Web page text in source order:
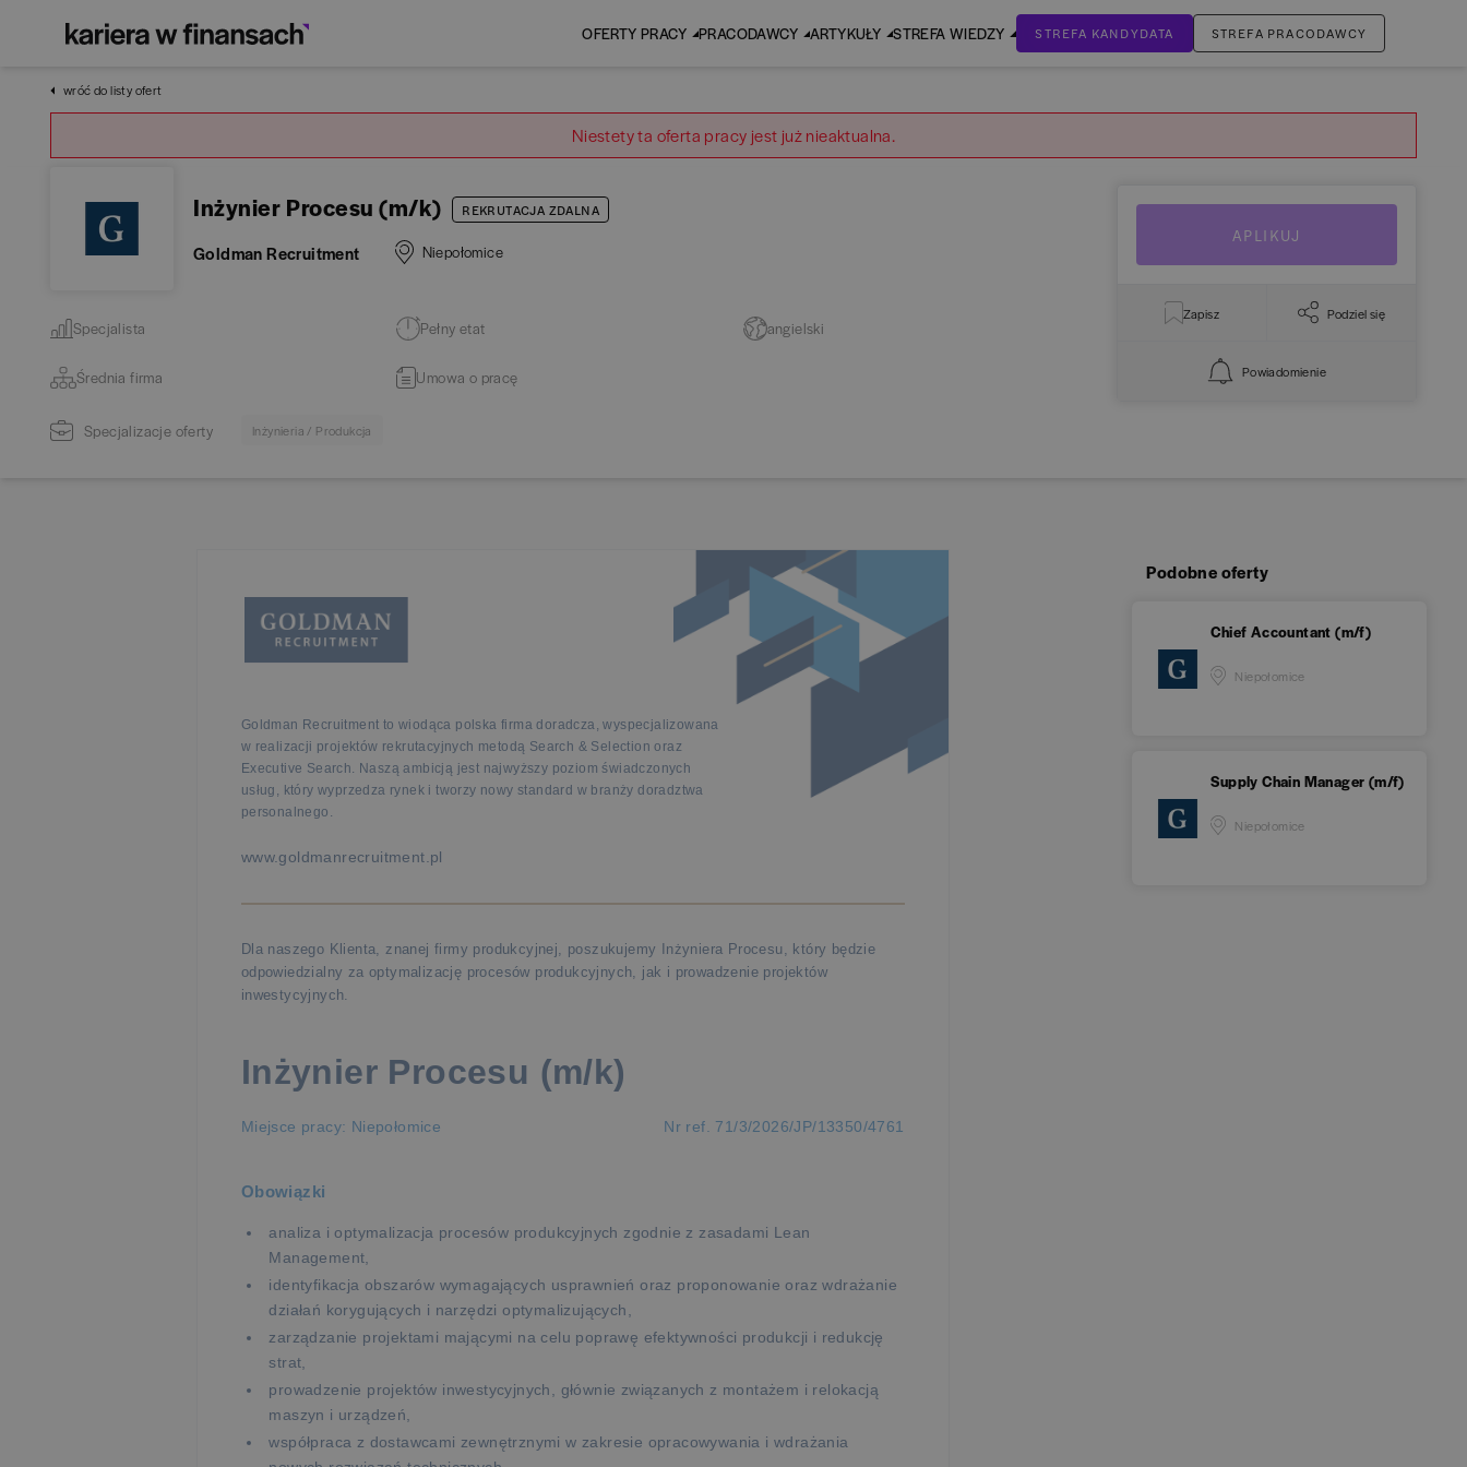
OFERTY PRACY PRACODAWCY ARTYKUŁY STREFA WIEDZY STREFA KANDYDATA STREFA PRACODAWCY
wróć do listy ofert
Niestety ta oferta pracy jest już nieaktualna.
Inżynier Procesu (m/k) REKRUTACJA ZDALNA
Goldman Recruitment Niepołomice
Specjalista Pełny etat angielski
Średnia firma Umowa o pracę
Specjalizacje oferty Inżynieria / Produkcja
APLIKUJ
Zapisz Podziel się
Powiadomienie
Goldman Recruitment to wiodąca polska firma doradcza, wyspecjalizowana
w realizacji projektów rekrutacyjnych metodą Search & Selection oraz
Executive Search. Naszą ambicją jest najwyższy poziom świadczonych
usług, który wyprzedza rynek i tworzy nowy standard w branży doradztwa
personalnego.
www.goldmanrecruitment.pl
Dla naszego Klienta, znanej firmy produkcyjnej, poszukujemy Inżyniera Procesu, który będzie
odpowiedzialny za optymalizację procesów produkcyjnych, jak i prowadzenie projektów
inwestycyjnych.
Inżynier Procesu (m/k)
Miejsce pracy: Niepołomice Nr ref. 71/3/2026/JP/13350/4761
Obowiązki
analiza i optymalizacja procesów produkcyjnych zgodnie z zasadami Lean
Management,
identyfikacja obszarów wymagających usprawnień oraz proponowanie oraz wdrażanie
działań korygujących i narzędzi optymalizujących,
zarządzanie projektami mającymi na celu poprawę efektywności produkcji i redukcję
strat,
prowadzenie projektów inwestycyjnych, głównie związanych z montażem i relokacją
maszyn i urządzeń,
współpraca z dostawcami zewnętrznymi w zakresie opracowywania i wdrażania
Podobne oferty
Chief Accountant (m/f)
Niepołomice
Supply Chain Manager (m/f)
Niepołomice